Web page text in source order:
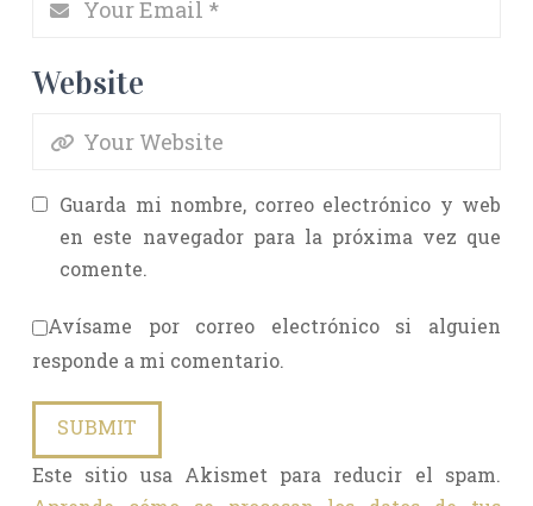
Website
Guarda mi nombre, correo electrónico y web
en este navegador para la próxima vez que
comente.
Avísame por correo electrónico si alguien
responde a mi comentario.
Este sitio usa Akismet para reducir el spam.